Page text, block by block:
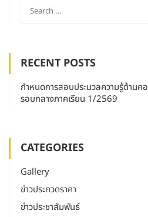
RECENT POSTS
กำหนดการสอบประมวลความรู้ด้าน
รอบกลางภาคเรียน 1/2569
CATEGORIES
Gallery
ข่าวประกวดราคา
ข่าวประชาสัมพันธ์